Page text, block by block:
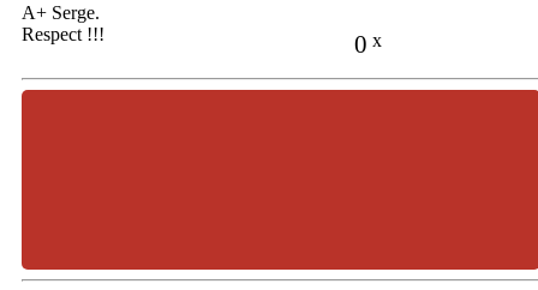
A+ Serge.
0 x
Respect !!!